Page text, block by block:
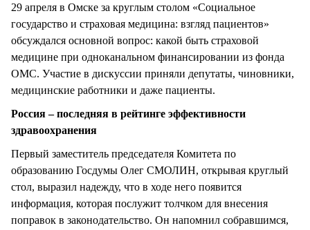
29 апреля в Омске за круглым столом «Социальное
государство и страховая медицина: взгляд пациентов»
обсуждался основной вопрос: какой быть страховой
медицине при одноканальном финансировании из фонда
ОМС. Участие в дискуссии приняли депутаты, чиновники,
медицинские работники и даже пациенты.
Россия – последняя в рейтинге эффективности
здравоохранения
Первый заместитель председателя Комитета по
образованию Госдумы Олег СМОЛИН, открывая круглый
стол, выразил надежду, что в ходе него появится
информация, которая послужит толчком для внесения
поправок в законодательство. Он напомнил собравшимся,